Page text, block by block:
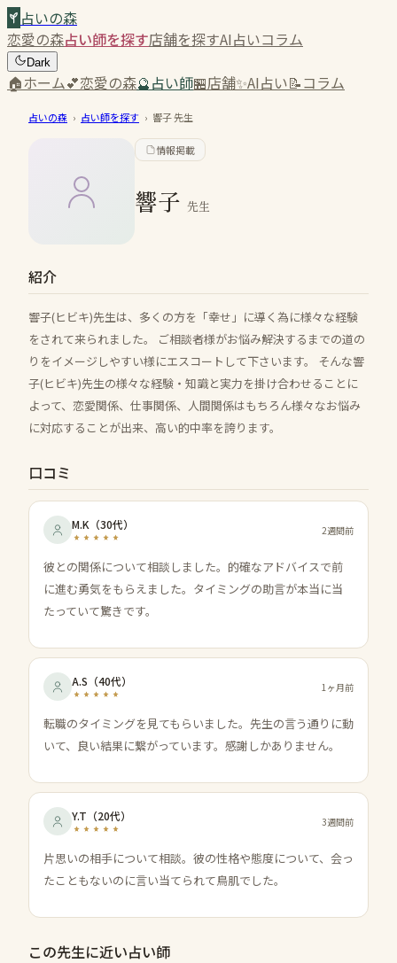
占いの森
恋愛の森占い師を探す店舗を探すAI占いコラム
Dark
🏠ホーム💕恋愛の森🔮占い師🏪店舗✨AI占い📝コラム
占いの森 › 占い師を探す › 響子先生
情報掲載
響子 先生
紹介
響子(ヒビキ)先生は、多くの方を「幸せ」に導く為に様々な経験
をされて来られました。 ご相談者様がお悩み解決するまでの道の
りをイメージしやすい様にエスコートして下さいます。 そんな響
子(ヒビキ)先生の様々な経験・知識と実力を掛け合わせることに
よって、恋愛関係、仕事関係、人間関係はもちろん様々なお悩み
に対応することが出来、高い的中率を誇ります。
口コミ
M.K （30代） 2週間前
彼との関係について相談しました。的確なアドバイスで前
に進む勇気をもらえました。タイミングの助言が本当に当
たっていて驚きです。
A.S （40代） 1ヶ月前
転職のタイミングを見てもらいました。先生の言う通りに動
いて、良い結果に繋がっています。感謝しかありません。
Y.T （20代） 3週間前
片思いの相手について相談。彼の性格や態度について、会っ
たこともないのに言い当てられて鳥肌でした。
この先生に近い占い師